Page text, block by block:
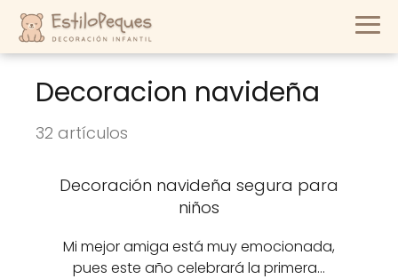
Decoracion navideña
32 artículos
Decoración navideña segura para
niños
Mi mejor amiga está muy emocionada,
pues este año celebrará la primera…